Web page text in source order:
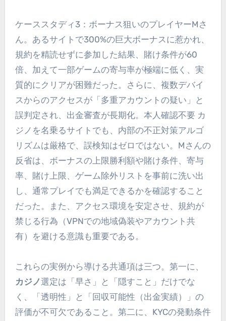
ケーススタディ3：ボーナス狙いのプレイヤーMさ
ん。あるサイトで300%の巨大ボーナスに惹かれ、
規約を精読せずに参加した結果、賭け条件が60
倍、加えて一部ゲームの寄与率が極端に低く、実
質的にクリアが困難だった。さらに、複数デバイ
スからのアクセスが「多重アカウントの疑い」と
誤判定され、出金審査が長期化。本人確認不要 カ
ジノを名乗るサイトでも、内部の不正対策アルゴ
リズムは厳格で、誤検知はゼロではない。Mさんの
反省は、ボーナスの上限勝利額や賭け条件、寄与
率、賭け上限、ゲーム除外リストを事前に洗い出
し、通常プレイでも満足できるかを確認すること
だった。また、アクセス環境を安定させ、規約が
禁じる行為（VPNでの地域偽装やアカウント共
有）を避ける意識も重要である。
これらの実例から導ける共通項は三つ。第一に、
カジノ選定は「早さ」と「隠すこと」だけでな
く、「透明性」と「回収可能性（出金実績）」の
評価が不可欠であること。第二に、KYCの発動条件